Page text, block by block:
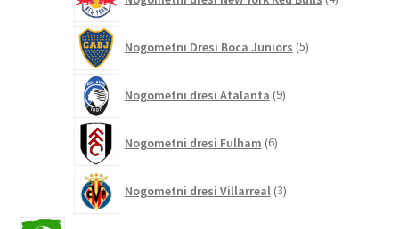
izdelki
Nogometni Dresi Boca Juniors 5izdelkov
Nogometni dresi Atalanta 9izdelkov
Nogometni dresi Fulham 6izdelkov
Nogometni dresi Villarreal 3izdelki